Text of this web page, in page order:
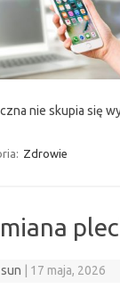
nie skupia się
Zdrowie
sun 17 maja, 2026